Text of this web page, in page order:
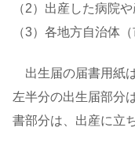
（2）出産した病院
（3）各地方自治体
出生届の届書用紙
左半分の出生届部分
書部分は、出産に立